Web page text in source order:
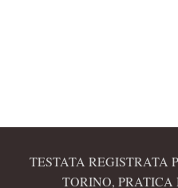
TESTATA REGISTRATA
TORINO, PRATICA